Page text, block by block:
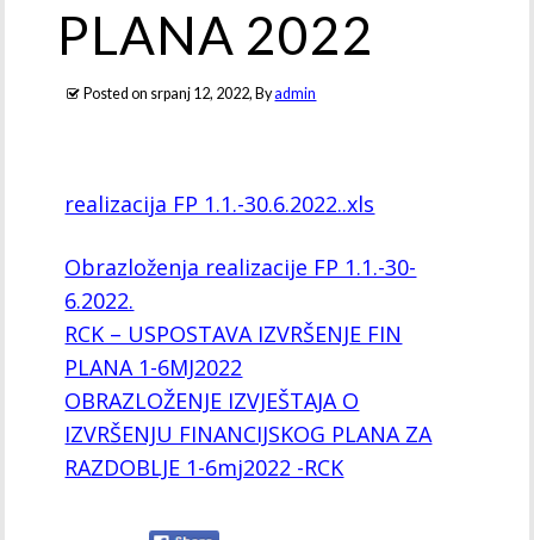
PLANA 2022
Posted on srpanj 12, 2022, Byadmin
realizacija FP 1.1.-30.6.2022..xls
Obrazloženja realizacije FP 1.1.-30-
6.2022.
RCK – USPOSTAVA IZVRŠENJE FIN
PLANA 1-6MJ2022
OBRAZLOŽENJE IZVJEŠTAJA O
IZVRŠENJU FINANCIJSKOG PLANA ZA
RAZDOBLJE 1-6mj2022 -RCK